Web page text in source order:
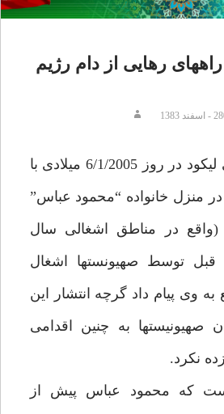
رهايى از دام رژيم
حزب صهيونيستى ليكود در روز 6/1/2005 ميلادى با
در منزل خانواده “محمود عباس”
در مناطق اشغالى سال
قبل توسط صهيونست‏ها اشغال
به وى پيام داد گرچه انتشار اين
به چنين اقدامى
نكرد.
كه محمود عباس پيش از